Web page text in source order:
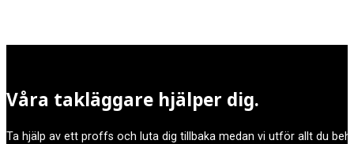
Våra takläggare hjälper dig.
Ta hjälp av ett proffs och luta dig tillbaka medan vi utför allt du